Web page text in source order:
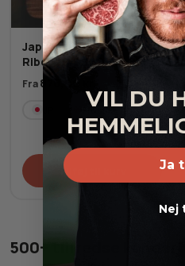
Japansk A5+ Wagyu
Ribeye MBS 10-12
Fra878,00
Frost
Tilføj til kurv
500+ tilfredse kunder
VIL DU
Ja
Nej